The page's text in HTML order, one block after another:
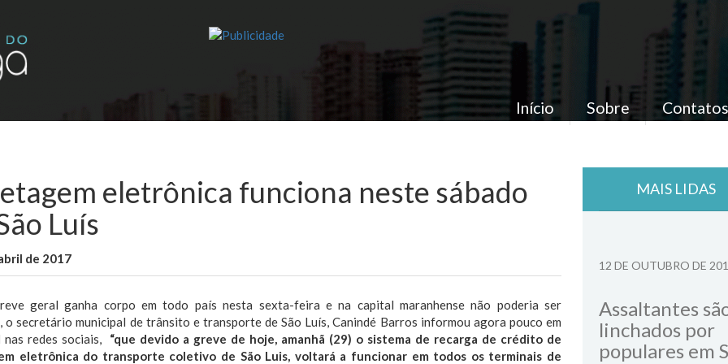
Início Sobre Contatos
eletrônica funciona neste sábado
Luís
de 2017
geral ganha corpo em todo país nesta sexta-feira e na capital maranhense não poderia ser
o secretário municipal de trânsito e transporte de São Luís, Canindé Barros informou agora pouco em
redes sociais, “que devido a greve de hoje, amanhã (29) o sistema de recarga de crédito de
eletrônica do transporte coletivo de São Luis, voltará a funcionar em todos os terminais de
MAIS LIDAS
12 DE OUTUBRO DE
Assaltantes
linchados por
populares em